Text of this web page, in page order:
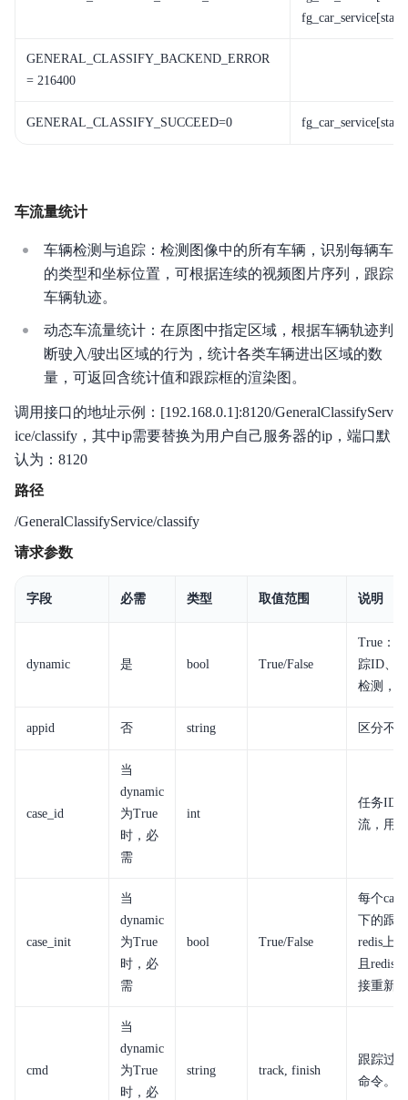
GENERAL_CLASSIFY_BACKEND_ERROR
= 216400
GENERAL_CLASSIFY_SUCCEED=0
车流量统计
车辆检测与追踪：检测图像中的所有车辆，识别每辆车
的类型和坐标位置，可根据连续的视频图片序列，跟踪
车辆轨迹。
动态车流量统计：在原图中指定区域，根据车辆轨迹判
断驶入/驶出区域的行为，统计各类车辆进出区域的数
量，可返回含统计值和跟踪框的渲染图。
调用接口的地址示例：[192.168.0.1]:8120/GeneralClassifyServ
ice/classify，其中ip需要替换为用户自己服务器的ip，端口默
认为：8120
路径
/GeneralClassifyService/classify
请求参数
字段 必需 类型 取值范围 说明
dynamic 是 bool True/False
True：
踪ID、
检测，
appid 否 string 区分不
case_id
当
dynamic
为True
时，必
需
int
任务ID
流，用
case_init
当
dynamic
为True
时，必
需
bool True/False
每个
下的跟
redis上
且redis
接重新
cmd
当
dynamic
为True
时，必
string track, finish
跟踪过
命令。